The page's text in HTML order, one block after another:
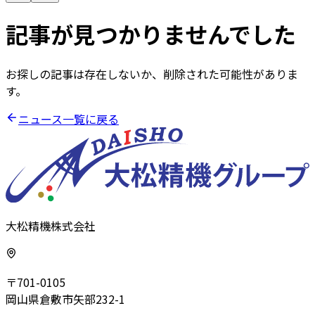
記事が見つかりませんでした
お探しの記事は存在しないか、削除された可能性がありま
す。
ニュース一覧に戻る
大松精機株式会社
〒701-0105
岡山県倉敷市矢部232-1